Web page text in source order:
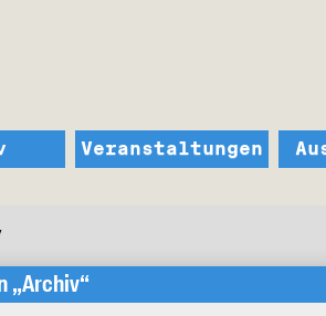
Veranstaltungen
„Archiv“